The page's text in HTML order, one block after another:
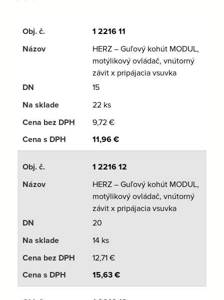
1 2216 11
HERZ – Guľový kohút MODUL,
motýlikový ovládač, vnútorný
závit x pripájacia vsuvka
15
22 ks
9,72€
11,96€
1 2216 12
HERZ – Guľový kohút MODUL,
motýlikový ovládač, vnútorný
závit x pripájacia vsuvka
20
14 ks
12,71€
15,63€